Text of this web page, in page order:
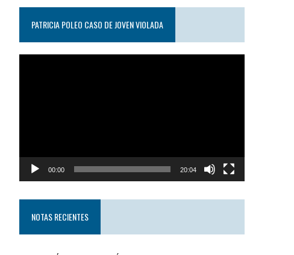
PATRICIA POLEO CASO DE JOVEN VIOLADA
00:00 20:04
NOTAS RECIENTES